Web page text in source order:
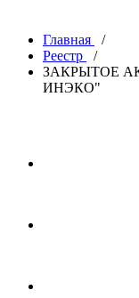
Главная
/
Реестр
/
ЗАКРЫТОЕ
ИНЭКО"